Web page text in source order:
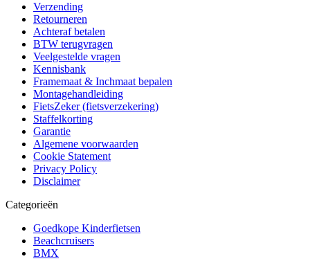
Verzending
Retourneren
Achteraf betalen
BTW terugvragen
Veelgestelde vragen
Kennisbank
Framemaat & Inchmaat bepalen
Montagehandleiding
FietsZeker (fietsverzekering)
Staffelkorting
Garantie
Algemene voorwaarden
Cookie Statement
Privacy Policy
Disclaimer
Categorieën
Goedkope Kinderfietsen
Beachcruisers
BMX